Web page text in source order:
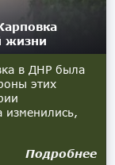
жизни
в ДНР была
этих
изменились,
Подробнее